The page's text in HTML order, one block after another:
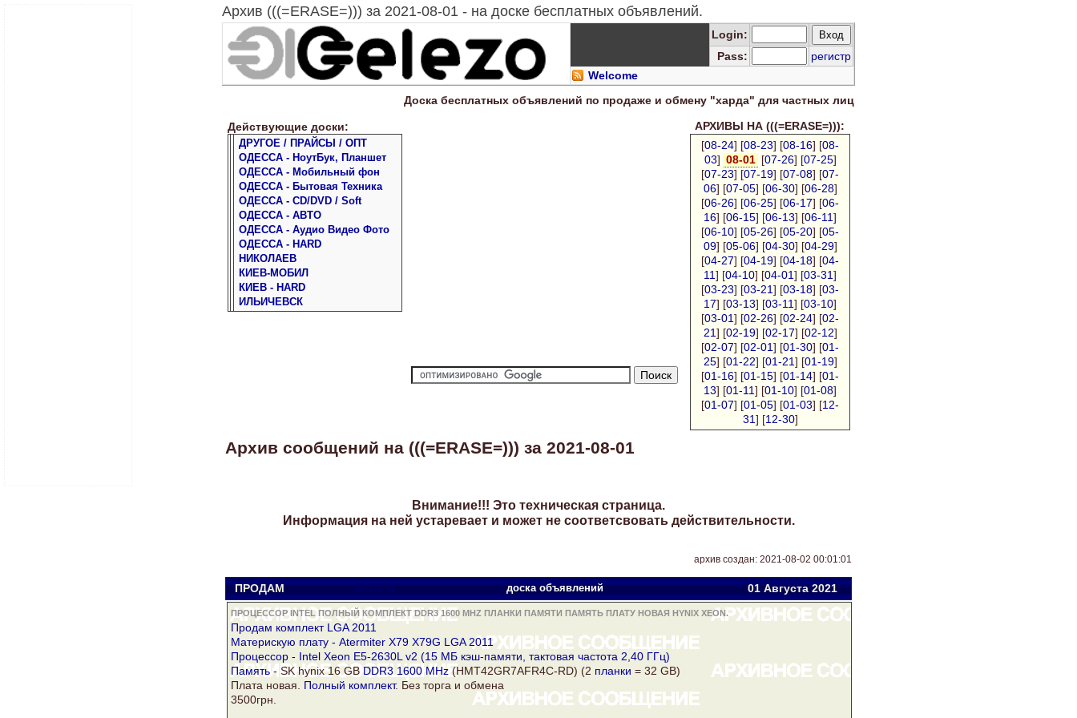
Архив (((=ERASE=))) за 2021-08-01 - на доске бесплатных объявлений.
Login:
Pass:
регистр
Welcome
Доска бесплатных объявлений по продаже и обмену "харда" для частных лиц
Действующие доски:
ДРУГОЕ / ПРАЙСЫ / ОПТ
ОДЕССА - НоутБук, Планшет
ОДЕССА - Мобильный фон
ОДЕССА - Бытовая Техника
ОДЕССА - CD/DVD / Soft
ОДЕССА - АВТО
ОДЕССА - Аудио Видео Фото
ОДЕССА - HARD
НИКОЛАЕВ
КИЕВ-МОБИЛ
КИЕВ - HARD
ИЛЬИЧЕВСК
АРХИВЫ НА (((=ERASE=))):
[08-24] [08-23] [08-16] [08-
03] 08-01 [07-26] [07-25]
[07-23] [07-19] [07-08] [07-
06] [07-05] [06-30] [06-28]
[06-26] [06-25] [06-17] [06-
16] [06-15] [06-13] [06-11]
[06-10] [05-26] [05-20] [05-
09] [05-06] [04-30] [04-29]
[04-27] [04-19] [04-18] [04-
11] [04-10] [04-01] [03-31]
[03-23] [03-21] [03-18] [03-
17] [03-13] [03-11] [03-10]
[03-01] [02-26] [02-24] [02-
21] [02-19] [02-17] [02-12]
[02-07] [02-01] [01-30] [01-
25] [01-22] [01-21] [01-19]
[01-16] [01-15] [01-14] [01-
13] [01-11] [01-10] [01-08]
[01-07] [01-05] [01-03] [12-
31] [12-30]
Архив сообщений на (((=ERASE=))) за 2021-08-01
Внимание!!! Это техническая страница.
Информация на ней устаревает и может не соответсвовать действительности.
архив создан: 2021-08-02 00:01:01
ПРОДАМ Strelkin доска объявлений 01 Августа2021
ПРОЦЕССОР INTEL ПОЛНЫЙ КОМПЛЕКТ DDR3 1600 MHZ ПЛАНКИ ПАМЯТИ ПАМЯТЬ ПЛАТУ НОВАЯ HYNIX XEON.
Продам комплект LGA 2011
Материскую плату - Atermiter X79 X79G LGA 2011
Процессор - Intel Xeon E5-2630L v2 (15 МБ кэш-памяти, тактовая частота 2,40 ГГц)
Память- SKhynix16 GBDDR3 1600 MHz(HMT42GR7AFR4C-RD) (2 планки = 32 GB)
Плата новая Полный комплект. Без торга и обмена
3500грн.